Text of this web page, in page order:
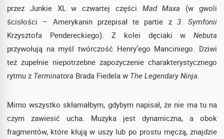
przez Junkie XL w czwartej części Mad Maxa (w gwoli
ścisłości – Amerykanin przepisał te partie z 3. Symfonii
Krzysztofa Pendereckiego). Z kolei dęciaki w Nebuta
przywołują na myśl twórczość Henry’ego Manciniego. Dziwi
też zupełnie niepotrzebne zapożyczenie charakterystycznego
rytmu z Terminatora Brada Fiedela w The Legendary Ninja
Mimo wszystko skłamałbym, gdybym napisał, że nie ma tu na
czym zawiesić ucha. Muzyka jest dynamiczna, a obok
fragmentów, które kłują w uszy lub po prostu męczą, znajdzie